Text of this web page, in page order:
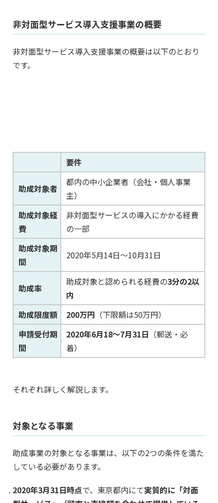
非対面型サービス導入支援事業の概要
非対面型サービス導入支援事業の概要は以下のとおり
です。
要件
助成対象者
都内の中小企業者（会社・個人事業
主）
助成対象経
費
非対面型サービスの導入にかかる経費
の一部
助成対象期
間
2020年5月14日～10月31日
助成率
助成対象と認められる経費の3分の2以
内
助成限度額
200万円 （下限額は50万円）
申請受付期
間
2020年6月18～7月31日 （郵送・必
着）
それぞれ詳しく解説します。
対象となる事業
助成事業の対象となる事業は、以下の2つの条件を満た
している必要があります。
2020年3月31日時点で、東京都内にて実質的に「対面